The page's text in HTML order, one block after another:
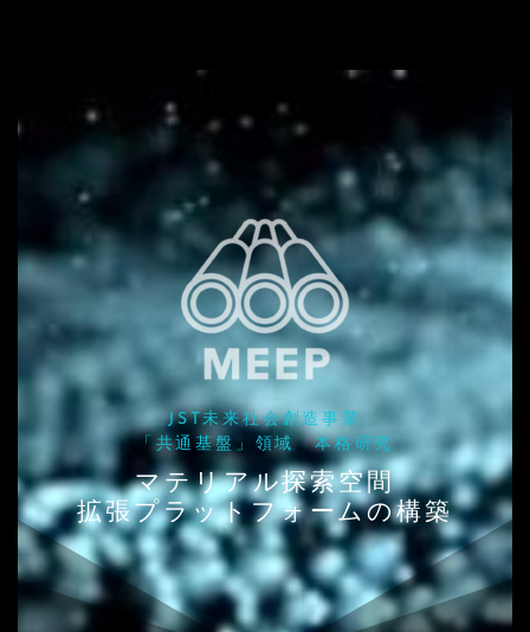
JST未来社会創造事業
「共通基盤」領域 本格研究
マテリアル探索空間
拡張プラットフォームの構築